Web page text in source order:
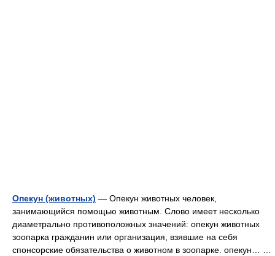
Опекун (животных) — Опекун животных человек,
занимающийся помощью животным. Слово имеет несколько
диаметрально противоположных значений: опекун животных
зоопарка гражданин или организация, взявшие на себя
спонсорские обязательства о животном в зоопарке. опекун… …